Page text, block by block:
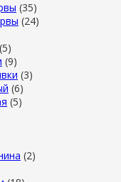
(35)
(24)
(5)
(9)
(3)
(6)
(5)
(2)